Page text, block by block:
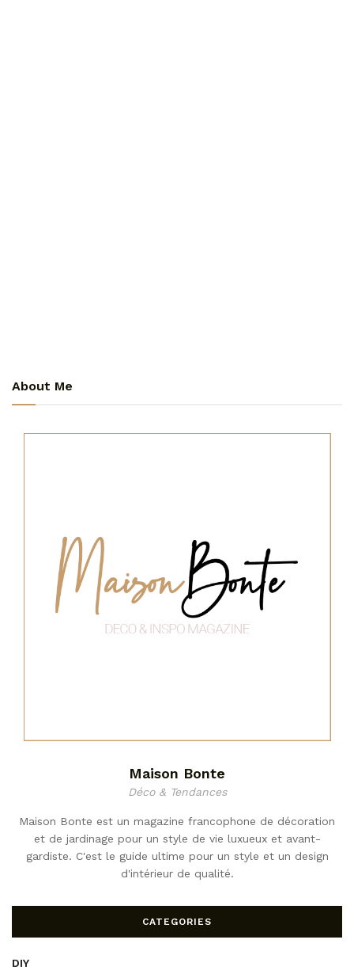
About Me
Maison Bonte
Déco & Tendances
Maison Bonte est un magazine francophone de décoration
et de jardinage pour un style de vie luxueux et avant-
gardiste. C'est le guide ultime pour un style et un design
d'intérieur de qualité.
CATEGORIES
DIY